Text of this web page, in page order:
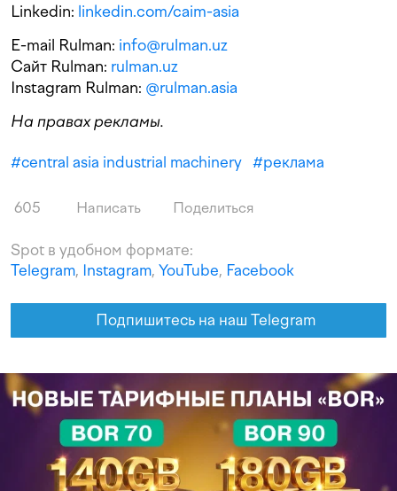
Linkedin: linkedin.com/caim-asia
E-mail Rulman: info@rulman.uz
Сайт Rulman: rulman.uz
Instagram Rulman: @rulman.asia
На правах рекламы.
#central asia industrial machinery #реклама
605 Написать Поделиться
Spot в удобном формате:
Telegram, Instagram, YouTube, Facebook
Подпишитесь на наш Telegram